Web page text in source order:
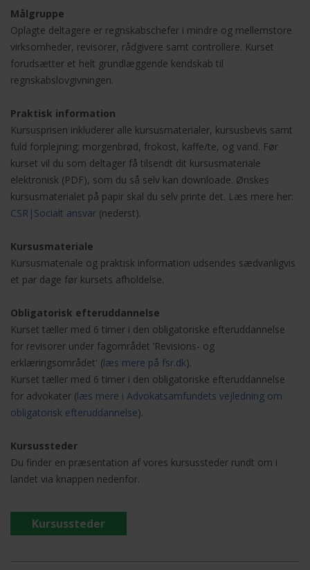
Målgruppe
Oplagte deltagere er regnskabschefer i mindre og mellemstore
virksomheder, revisorer, rådgivere samt controllere. Kurset
forudsætter et helt grundlæggende kendskab til
regnskabslovgivningen.
Praktisk information
Kursusprisen inkluderer alle kursusmaterialer, kursusbevis samt
fuld forplejning; morgenbrød, frokost, kaffe/te, og vand. Før
kurset vil du som deltager få tilsendt dit kursusmateriale
elektronisk (PDF), som du så selv kan downloade. Ønskes
kursusmaterialet på papir skal du selv printe det. Læs mere her:
CSR | Socialt ansvar (nederst).
Kursusmateriale
Kursusmateriale og praktisk information udsendes sædvanligvis
et par dage før kursets afholdelse.
Obligatorisk efteruddannelse
Kurset tæller med 6 timer i den obligatoriske efteruddannelse
for revisorer under fagområdet ’Revisions- og
erklæringsområdet' (læs mere på fsr.dk).
Kurset tæller med 6 timer i den obligatoriske efteruddannelse
for advokater (læs mere i Advokatsamfundets vejledning om
obligatorisk efteruddannelse).
Kursussteder
Du finder en præsentation af vores kursussteder rundt om i
landet via knappen nedenfor.
Kursussteder